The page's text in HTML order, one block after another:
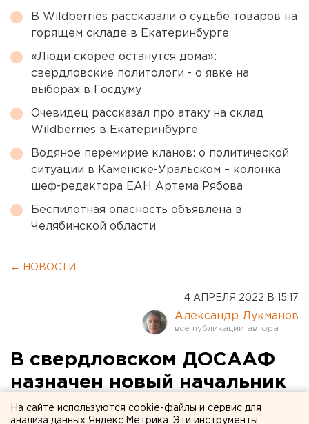
В Wildberries рассказали о судьбе товаров на
горящем складе в Екатеринбурге
«Люди скорее останутся дома»:
свердловские политологи - о явке на
выборах в Госдуму
Очевидец рассказал про атаку на склад
Wildberries в Екатеринбурге
Водяное перемирие кланов: о политической
ситуации в Каменске-Уральском – колонка
шеф-редактора ЕАН Артема Рябова
Беспилотная опасность объявлена в
Челябинской области
← НОВОСТИ
4 АПРЕЛЯ 2022 В 15:17
Александр Лукманов
В свердловском ДОСААФ
назначен новый начальник
На сайте используются cookie-файлы и сервис для
анализа данных Яндекс.Метрика. Эти инструменты